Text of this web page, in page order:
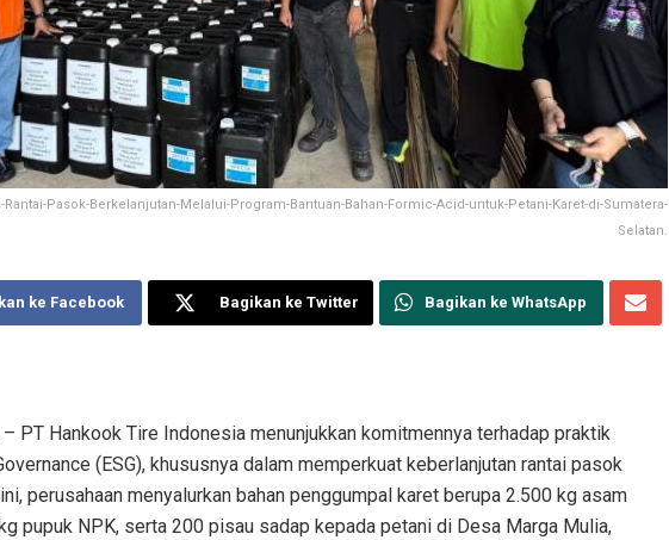
Pasok-Berkelanjutan-Melalui-Program-Bantuan-Bahan-Formic-Acid-untuk-Petani-Karet-di-Sumatera-
Selatan.
ke Facebook Bagikan ke Twitter Bagikan ke WhatsApp
PT Hankook Tire Indonesia menunjukkan komitmennya terhadap praktik
(ESG), khususnya dalam memperkuat keberlanjutan rantai pasok
perusahaan menyalurkan bahan penggumpal karet berupa 2.500 kg asam
pupuk NPK, serta 200 pisau sadap kepada petani di Desa Marga Mulia,